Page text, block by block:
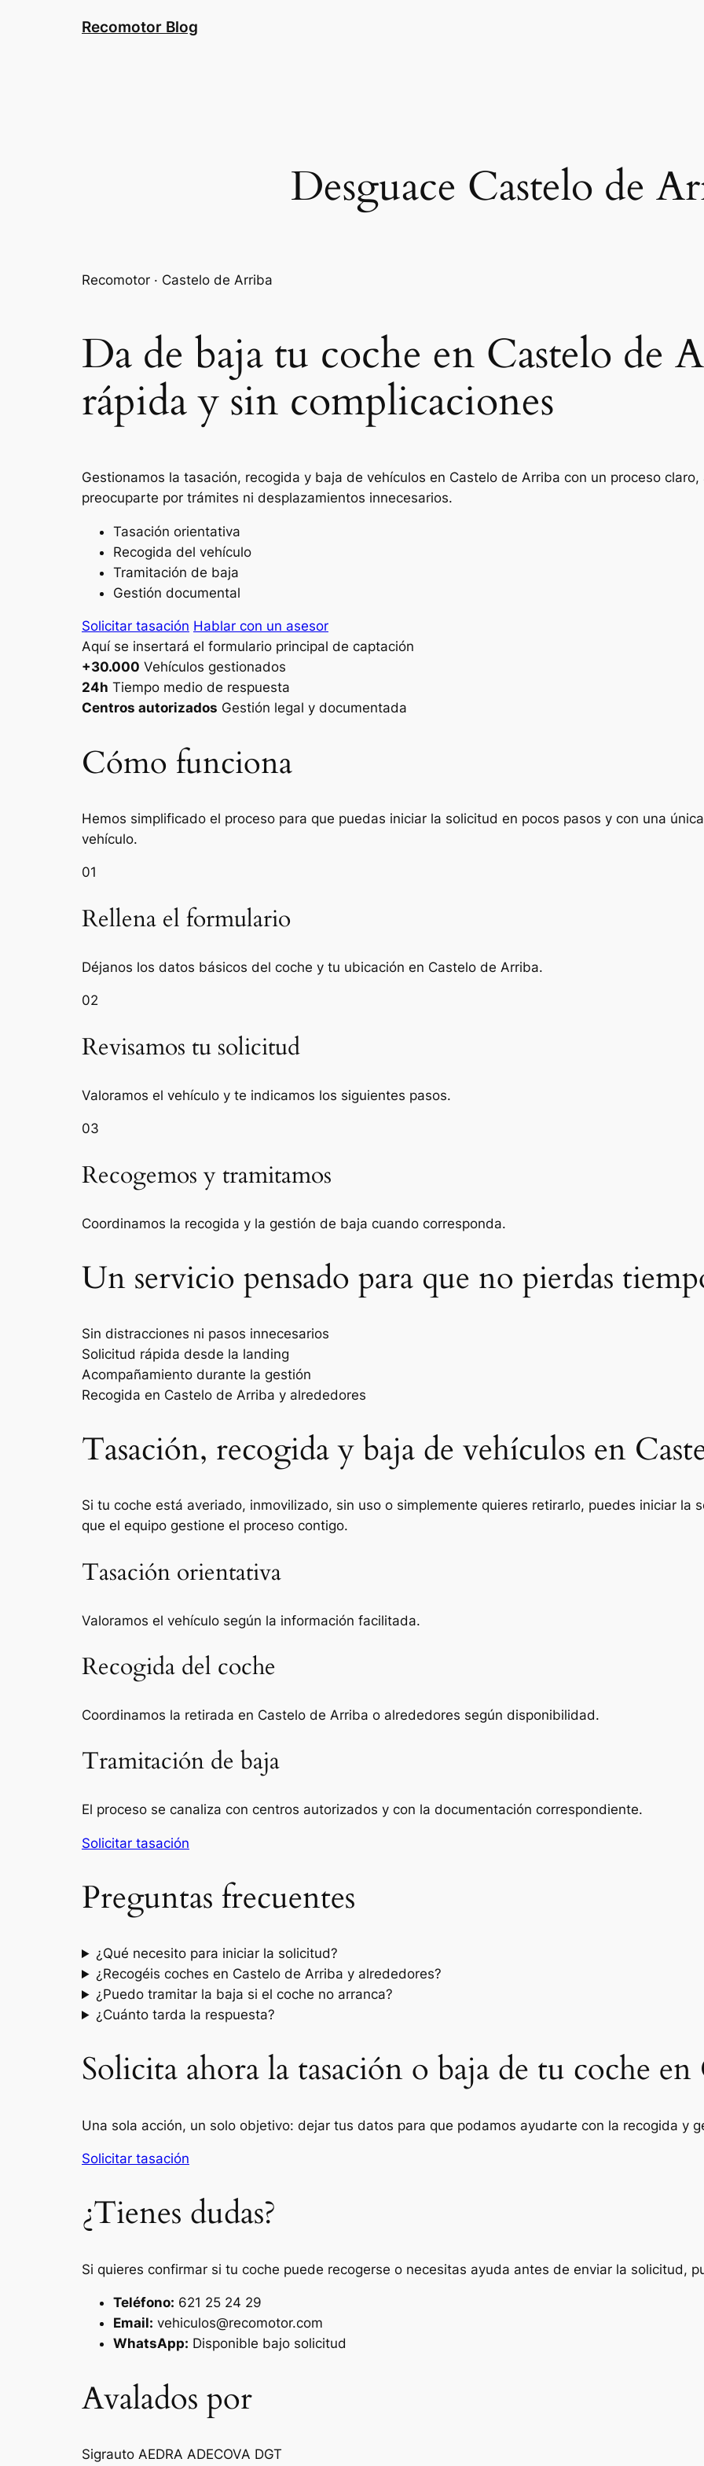
Recomotor Blog
Desguace Castelo de
Recomotor · Castelo de Arriba
Da de baja tu coche en Castelo de
rápida y sin complicaciones
Gestionamos la tasación, recogida y baja de vehículos en Castelo de Arriba con un proceso
preocuparte por trámites ni desplazamientos innecesarios.
Tasación orientativa
Recogida del vehículo
Tramitación de baja
Gestión documental
Solicitar tasación Hablar con un asesor
Aquí se insertará el formulario principal de captación
+30.000 Vehículos gestionados
24h Tiempo medio de respuesta
Centros autorizados Gestión legal y documentada
Cómo funciona
Hemos simplificado el proceso para que puedas iniciar la solicitud en pocos pasos y con una
vehículo.
01
Rellena el formulario
Déjanos los datos básicos del coche y tu ubicación en Castelo de Arriba.
02
Revisamos tu solicitud
Valoramos el vehículo y te indicamos los siguientes pasos.
03
Recogemos y tramitamos
Coordinamos la recogida y la gestión de baja cuando corresponda.
Un servicio pensado para que no pierdas
Sin distracciones ni pasos innecesarios
Solicitud rápida desde la landing
Acompañamiento durante la gestión
Recogida en Castelo de Arriba y alrededores
Tasación, recogida y baja de vehículos en
Si tu coche está averiado, inmovilizado, sin uso o simplemente quieres retirarlo, puedes iniciar la
que el equipo gestione el proceso contigo.
Tasación orientativa
Valoramos el vehículo según la información facilitada.
Recogida del coche
Coordinamos la retirada en Castelo de Arriba o alrededores según disponibilidad.
Tramitación de baja
El proceso se canaliza con centros autorizados y con la documentación correspondiente.
Solicitar tasación
Preguntas frecuentes
¿Qué necesito para iniciar la solicitud?
¿Recogéis coches en Castelo de Arriba y alrededores?
¿Puedo tramitar la baja si el coche no arranca?
¿Cuánto tarda la respuesta?
Solicita ahora la tasación o baja de tu coche
Una sola acción, un solo objetivo: dejar tus datos para que podamos ayudarte con la recogida y
Solicitar tasación
¿Tienes dudas?
Si quieres confirmar si tu coche puede recogerse o necesitas ayuda antes de enviar la solicitud,
Teléfono: 621 25 24 29
Email: vehiculos@recomotor.com
WhatsApp: Disponible bajo solicitud
Avalados por
Sigrauto AEDRA ADECOVA DGT